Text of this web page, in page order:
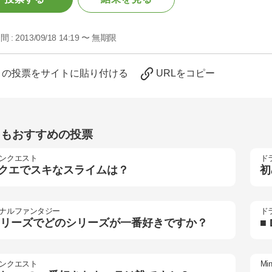
: 2013/09/18 14:19 〜 無期限
投票をサイトに貼り付ける URLをコピー
おすすめの投票
クエスト
エでスキなスライムは？
ド
ルファンタジー
ーズでどのシリーズが一番好きですか？
ド
■
クエスト